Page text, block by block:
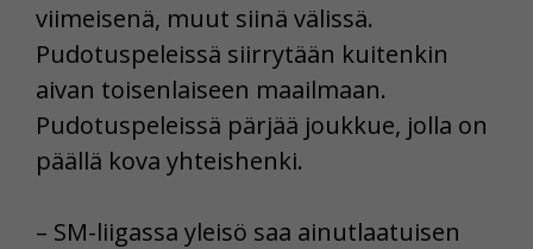
viimeisenä, muut siinä välissä.
Pudotuspeleissä siirrytään kuitenkin
aivan toisenlaiseen maailmaan.
Pudotuspeleissä pärjää joukkue, jolla on
päällä kova yhteishenki.
– SM-liigassa yleisö saa ainutlaatuisen